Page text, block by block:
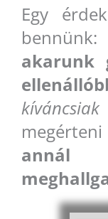
Egy
bennünk:
akarunk
kíváncsiak
annál